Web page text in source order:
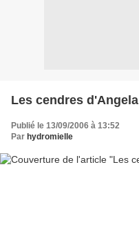
Les cendres d'Angela
Publié le 13/09/2006 à 13:52
Par hydromielle